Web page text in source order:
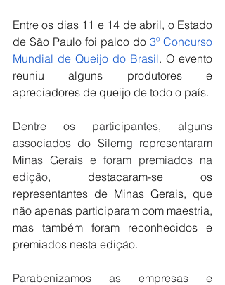
Entre os dias 11 e 14 de abril, o Estado
de São Paulo foi palco do 3º Concurso
Mundial de Queijo do Brasil. O evento
reuniu alguns produtores e
apreciadores de queijo de todo o país.
Dentre os participantes, alguns
associados do Silemg representaram
Minas Gerais e foram premiados na
edição, destacaram-se os
representantes de Minas Gerais, que
não apenas participaram com maestria,
mas também foram reconhecidos e
premiados nesta edição.
Parabenizamos as empresas e